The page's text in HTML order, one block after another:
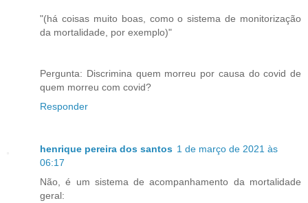
"(há coisas muito boas, como o sistema de monitorização
da mortalidade, por exemplo)"
Pergunta: Discrimina quem morreu por causa do covid de
quem morreu com covid?
Responder
henrique pereira dos santos 1 de março de 2021 às
06:17
Não, é um sistema de acompanhamento da mortalidade
geral: